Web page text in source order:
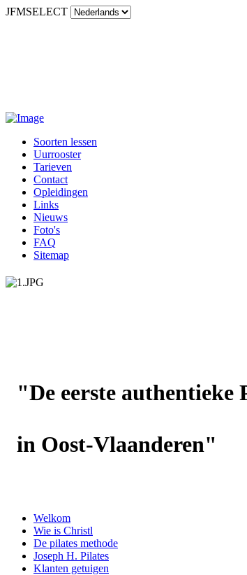
JFMSELECT
Soorten lessen
Uurrooster
Tarieven
Contact
Opleidingen
Links
Nieuws
Foto's
FAQ
Sitemap
"De eerste authentieke
in Oost-Vlaanderen"
Welkom
Wie is Christl
De pilates methode
Joseph H. Pilates
Klanten getuigen